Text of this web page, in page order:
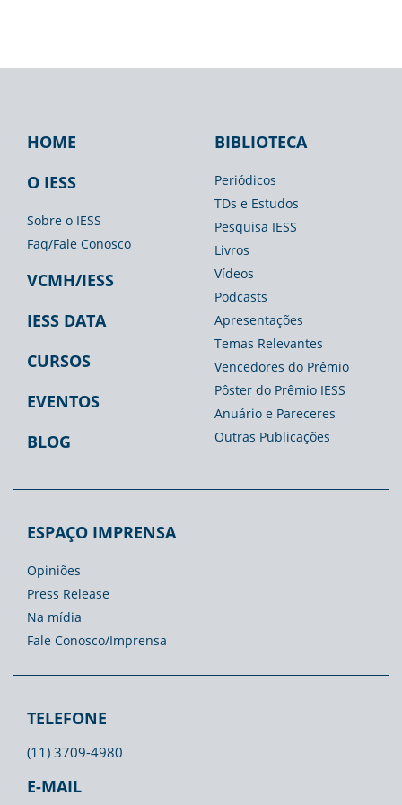
Footer
IESS
HOME
O IESS
Sobre o IESS
Faq/Fale Conosco
VCMH/IESS
IESS DATA
CURSOS
EVENTOS
BLOG
Footer
Biblioteca
BIBLIOTECA
Periódicos
TDs e Estudos
Pesquisa IESS
Livros
Vídeos
Podcasts
Apresentações
Temas Relevantes
Vencedores do Prêmio
Pôster do Prêmio IESS
Anuário e Pareceres
Outras Publicações
Footer
Espaço
Imprensa
ESPAÇO IMPRENSA
Opiniões
Press Release
Na mídia
Fale Conosco/Imprensa
TELEFONE
(11) 3709-4980
E-MAIL